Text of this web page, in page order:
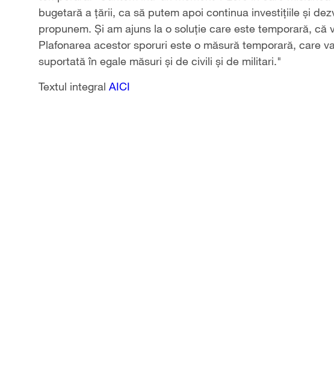
bugetară a țării, ca să putem apoi continua investițiile și
propunem. Și am ajuns la o soluție care este temporară, că
Plafonarea acestor sporuri este o măsură temporară, care
suportată în egale măsuri și de civili și de militari."
Textul integral AICI